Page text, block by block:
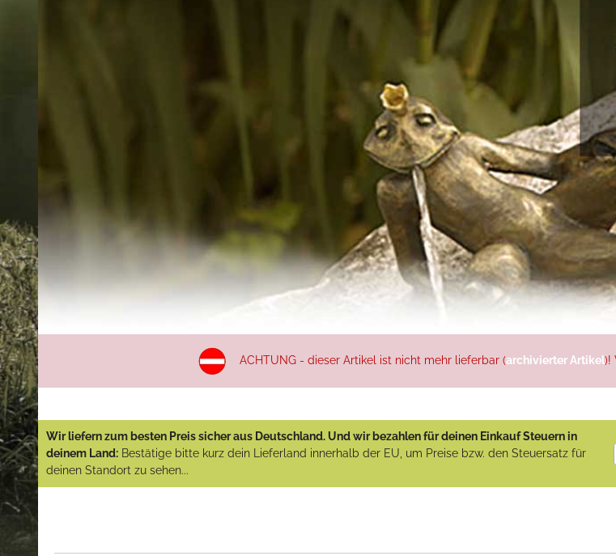
ACHTUNG - dieser Artikel ist nicht mehr lieferbar (archivierter Artikel)!
Wir liefern zum besten Preis sicher aus Deutschland. Und wir bezahlen für deinen Einkauf Steuern in
deinem Land: Bestätige bitte kurz dein Lieferland innerhalb der EU, um Preise bzw. den Steuersatz für
deinen Standort zu sehen...